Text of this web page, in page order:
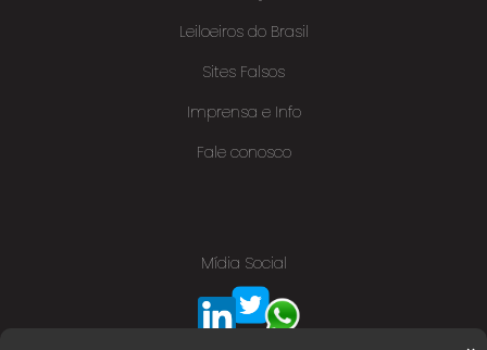
Leiloeiros do Brasil
Sites Falsos
Imprensa e Info
Fale conosco
Mídia Social